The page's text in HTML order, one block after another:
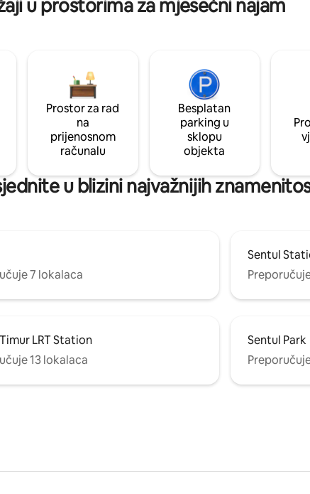
u prostorima za mjesečni najam
Prostor za rad
na
prijenosnom
računalu
Besplatan
parking u
sklopu
objekta
u blizini najvažnijih
7 lokalaca
Sentul
LRT Station
13 lokalaca
Sentul Park